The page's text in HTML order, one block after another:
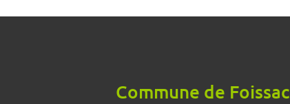
Commune de Foissac